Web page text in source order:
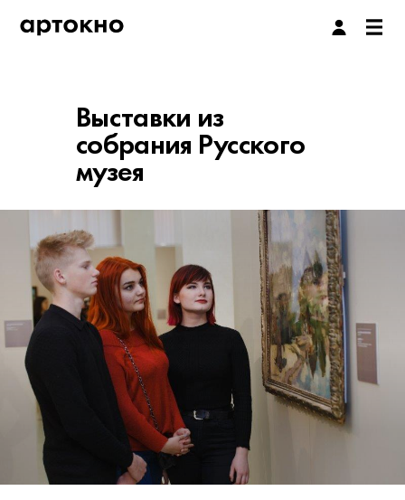
Выставки из
собрания Русского
музея